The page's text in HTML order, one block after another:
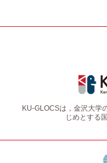
KU-GLOCSは，金沢大学
じめとする